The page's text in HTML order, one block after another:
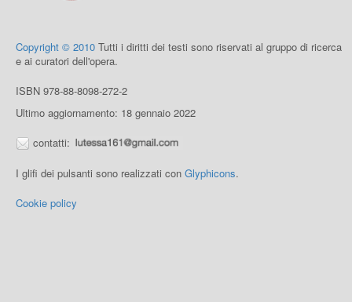
Copyright © 2010 Tutti i diritti dei testi sono riservati al gruppo di ricerca
e ai curatori dell'opera.
ISBN 978-88-8098-272-2
Ultimo aggiornamento: 18 gennaio 2022
contatti:
I glifi dei pulsanti sono realizzati con Glyphicons.
Cookie policy